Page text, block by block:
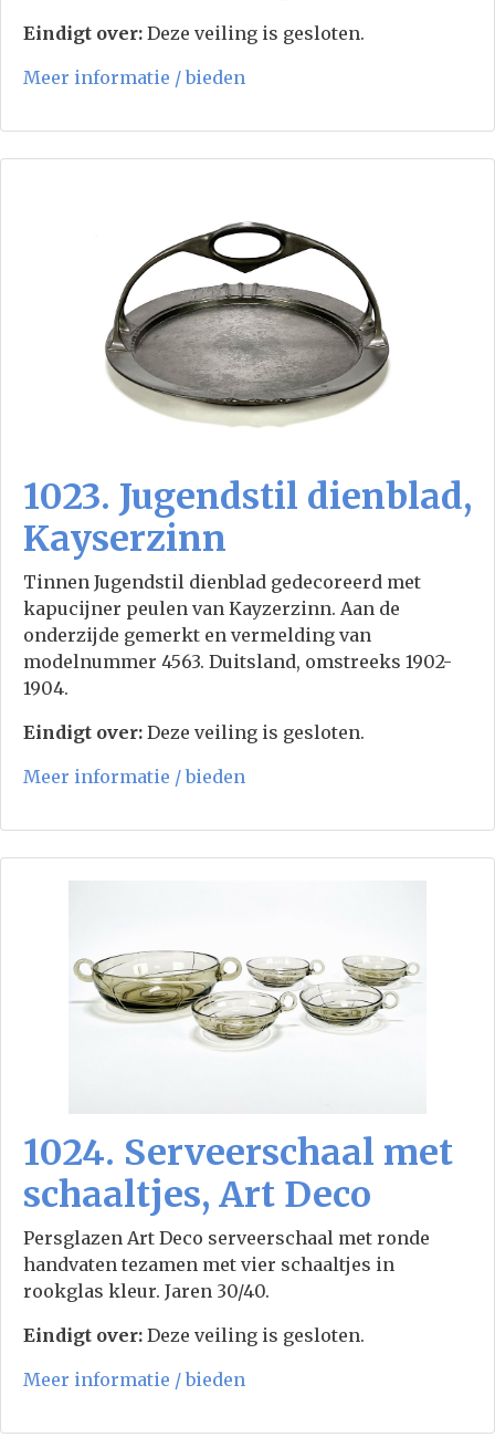
Eindigt over: Deze veiling is gesloten.
Meer informatie / bieden
1023. Jugendstil dienblad,
Kayserzinn
Tinnen Jugendstil dienblad gedecoreerd met
kapucijner peulen van Kayzerzinn. Aan de
onderzijde gemerkt en vermelding van
modelnummer 4563. Duitsland, omstreeks 1902-
1904.
Eindigt over: Deze veiling is gesloten.
Meer informatie / bieden
1024. Serveerschaal met
schaaltjes, Art Deco
Persglazen Art Deco serveerschaal met ronde
handvaten tezamen met vier schaaltjes in
rookglas kleur. Jaren 30/40.
Eindigt over: Deze veiling is gesloten.
Meer informatie / bieden